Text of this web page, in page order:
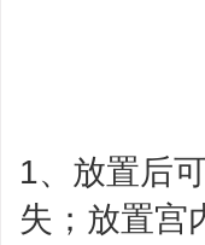
1、放置后
失；放置宫